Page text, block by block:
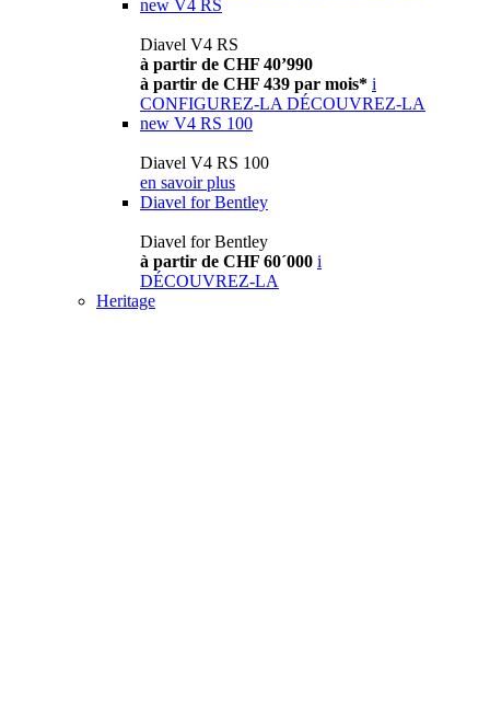
new V4 RS
Diavel V4 RS
à partir de CHF 40’990
à partir de CHF 439 par mois* i
CONFIGUREZ-LA DÉCOUVREZ-LA
new V4 RS 100
Diavel V4 RS 100
en savoir plus
Diavel for Bentley
Diavel for Bentley
à partir de CHF 60´000 i
DÉCOUVREZ-LA
Heritage